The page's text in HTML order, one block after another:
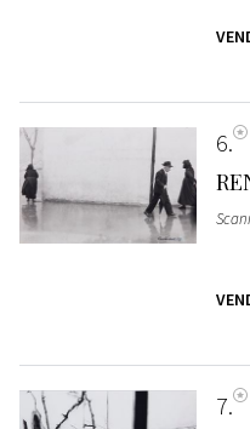
6
7